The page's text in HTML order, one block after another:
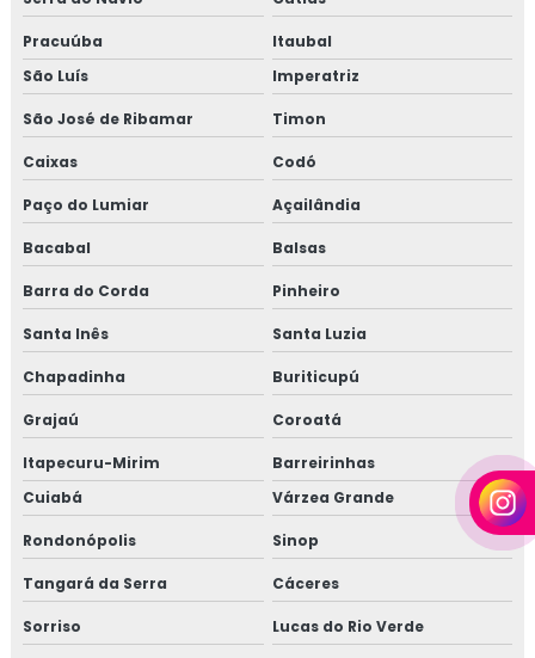
Pracuúba
Itaubal
São Luís
Imperatriz
São José de Ribamar Timon
Caixas Codó
Paço do Lumiar Açailândia
Bacabal Balsas
Barra do Corda Pinheiro
Santa Inês Santa Luzia
Chapadinha Buriticupú
Grajaú Coroatá
Itapecuru-Mirim
Barreirinhas
Cuiabá
Várzea Grande
Rondonópolis Sinop
Tangará da Serra Cáceres
Sorriso Lucas do Rio Verde